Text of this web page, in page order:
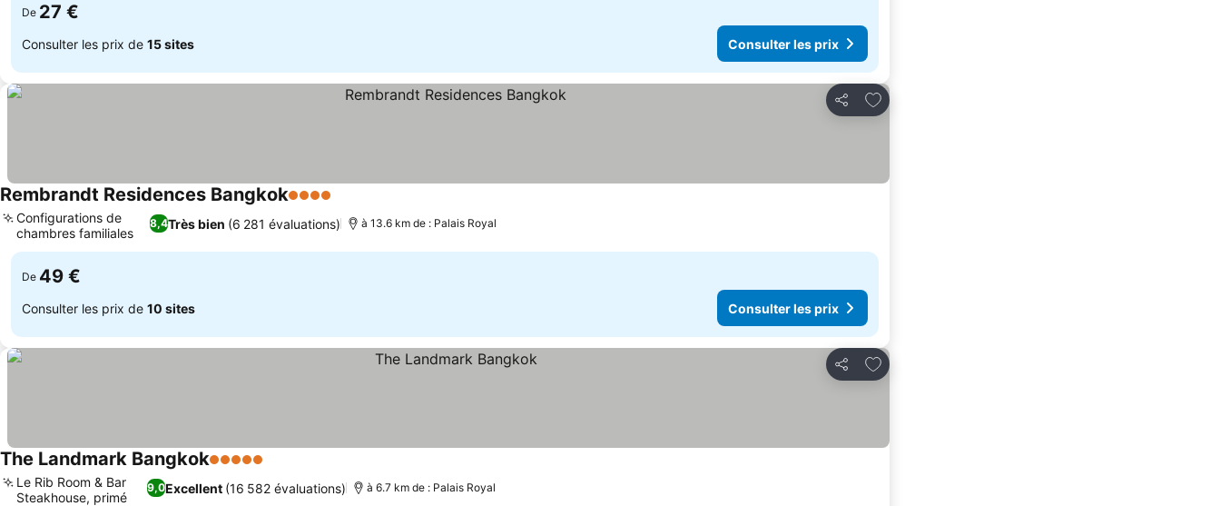
De 27 €
Consulter les prix de 15 sites Consulter les prix
Partager
Ajouter à mes favoris
Rembrandt Residences Bangkok4 Étoiles
8,4Très bien (6 281 évaluations)
Configurations de
chambres familiales
à 13.6 km de : Palais Royal
De 49 €
Consulter les prix de 10 sites Consulter les prix
Partager
Ajouter à mes favoris
The Landmark Bangkok5 Étoiles
9,0Excellent (16 582 évaluations)
Le Rib Room & Bar
Steakhouse, primé
à 6.7 km de : Palais Royal